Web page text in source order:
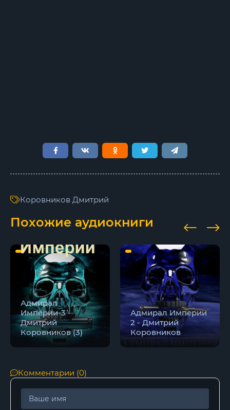
Коровников Дмитрий
Похожие аудиокниги
Адмирал
Империи-3 -
Дмитрий
Коровников (3)
Адмирал Империи
2 - Дмитрий
Коровников
Комментарии (0)